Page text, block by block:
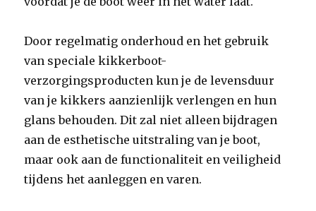
Door regelmatig onderhoud en het gebruik
van speciale kikkerboot-
verzorgingsproducten kun je de levensduur
van je kikkers aanzienlijk verlengen en hun
glans behouden. Dit zal niet alleen bijdragen
aan de esthetische uitstraling van je boot,
maar ook aan de functionaliteit en veiligheid
tijdens het aanleggen en varen.